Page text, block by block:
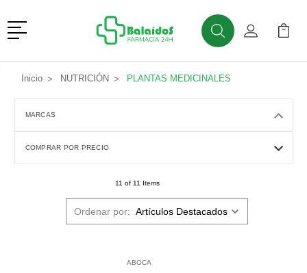
Menú
BuscarMi Cuenta
Mi
Inicio NUTRICIÓN PLANTAS MEDICINALES
MARCAS
COMPRAR POR PRECIO
11 of 11 Items
Ordenar por:
ABOCA